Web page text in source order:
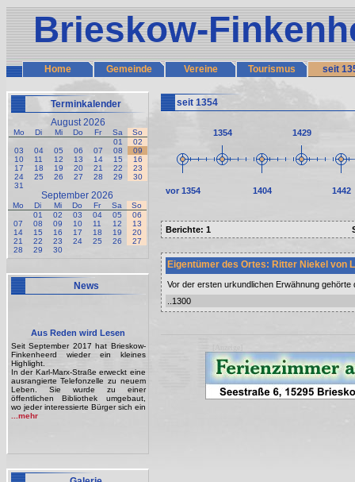
Brieskow-
Home Gemeinde Vereine Tourismus seit
Terminkalender
August 2026
Mo Di Mi Do Fr Sa
So
01
02
03
04 05 06 07 08
09
10
11 12 13 14 15
16
17
18 19 20 21 22
23
24
25 26 27 28 29
30
31
September 2026
Mo Di Mi Do Fr Sa
So
01
02 03 04 05
06
07
08 09 10 11 12
13
14
15 16 17 18 19
20
21
22 23 24 25 26
27
28
29 30
News
Aus Reden wird Lesen
Seit September 2017 hat Brieskow-
Finkenheerd wieder ein kleines
Highlight.
In der Karl-Marx-Straße erweckt eine
ausrangierte Telefonzelle zu neuem
Leben. Sie wurde zu einer
öffentlichen Bibliothek umgebaut,
wo jeder interessierte Bürger sich ein
...mehr
seit 1354
1354 1429
vor 1354 1404 1442
Berichte: 1
Eigentümer des Ortes: Ritter Niekel von
Vor der ersten urkundlichen Erwähnung
..1300